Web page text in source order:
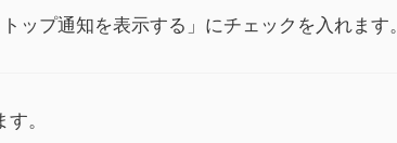
ップ通知を表示する」にチェックを入れます。
。